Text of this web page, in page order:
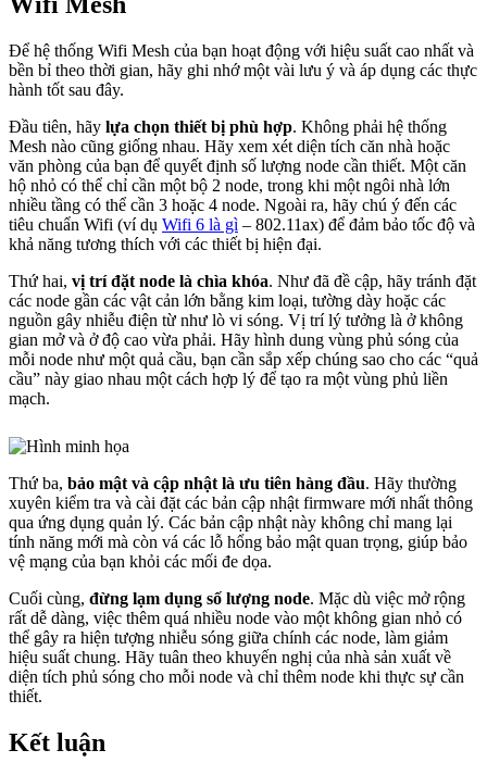
Để hệ thống Wifi Mesh của bạn hoạt động với hiệu suất cao nhất và
bền bỉ theo thời gian, hãy ghi nhớ một vài lưu ý và áp dụng các thực
hành tốt sau đây.
Đầu tiên, hãy lựa chọn thiết bị phù hợp. Không phải hệ thống
Mesh nào cũng giống nhau. Hãy xem xét diện tích căn nhà hoặc
văn phòng của bạn để quyết định số lượng node cần thiết. Một căn
hộ nhỏ có thể chỉ cần một bộ 2 node, trong khi một ngôi nhà lớn
nhiều tầng có thể cần 3 hoặc 4 node. Ngoài ra, hãy chú ý đến các
tiêu chuẩn Wifi (ví dụ Wifi 6 là gì – 802.11ax) để đảm bảo tốc độ và
khả năng tương thích với các thiết bị hiện đại.
Thứ hai, vị trí đặt node là chìa khóa. Như đã đề cập, hãy tránh đặt
các node gần các vật cản lớn bằng kim loại, tường dày hoặc các
nguồn gây nhiễu điện từ như lò vi sóng. Vị trí lý tưởng là ở không
gian mở và ở độ cao vừa phải. Hãy hình dung vùng phủ sóng của
mỗi node như một quả cầu, bạn cần sắp xếp chúng sao cho các “quả
cầu” này giao nhau một cách hợp lý để tạo ra một vùng phủ liền
mạch.
Thứ ba, bảo mật và cập nhật là ưu tiên hàng đầu. Hãy thường
xuyên kiểm tra và cài đặt các bản cập nhật firmware mới nhất thông
qua ứng dụng quản lý. Các bản cập nhật này không chỉ mang lại
tính năng mới mà còn vá các lỗ hổng bảo mật quan trọng, giúp bảo
vệ mạng của bạn khỏi các mối đe dọa.
Cuối cùng, đừng lạm dụng số lượng node. Mặc dù việc mở rộng
rất dễ dàng, việc thêm quá nhiều node vào một không gian nhỏ có
thể gây ra hiện tượng nhiễu sóng giữa chính các node, làm giảm
hiệu suất chung. Hãy tuân theo khuyến nghị của nhà sản xuất về
diện tích phủ sóng cho mỗi node và chỉ thêm node khi thực sự cần
thiết.
Kết luận